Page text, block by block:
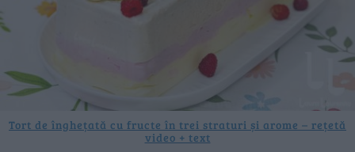
Tort de înghețată cu fructe în trei straturi și arome – rețetă
video + text